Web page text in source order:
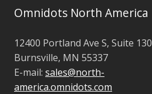
Omnidots North America
12400 Portland Ave S, Suite 130
Burnsville, MN 55337
E-mail: sales@north-
america.omnidots.com